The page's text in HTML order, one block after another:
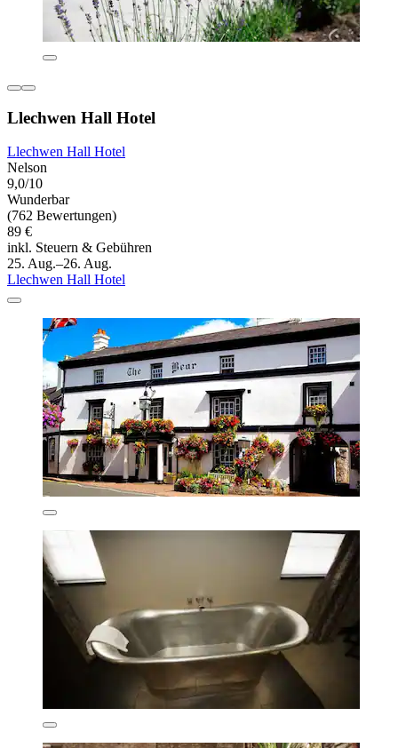
Llechwen Hall Hotel
Llechwen Hall Hotel
Nelson
9,0/10
Wunderbar
(762 Bewertungen)
89 €
inkl. Steuern & Gebühren
25. Aug.–26. Aug.
Llechwen Hall Hotel